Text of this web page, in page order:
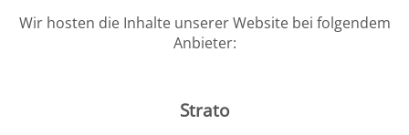
Wir hosten die Inhalte unserer Website bei folgendem
Anbieter:
Strato